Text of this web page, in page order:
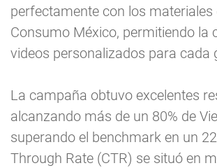
perfectamente con los materiales
Consumo México, permitiendo la
videos personalizados para cada
La campaña obtuvo excelentes
alcanzando más de un 80% de
superando el benchmark en un
Through Rate (CTR) se situó en